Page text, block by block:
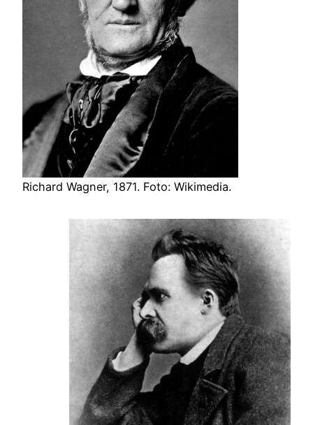
Richard Wagner, 1871. Foto: Wikimedia.